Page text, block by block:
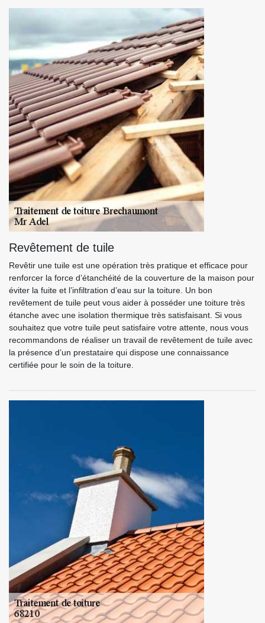
Revêtement de tuile
Revêtir une tuile est une opération très pratique et efficace pour
renforcer la force d’étanchéité de la couverture de la maison pour
éviter la fuite et l’infiltration d’eau sur la toiture. Un bon
revêtement de tuile peut vous aider à posséder une toiture très
étanche avec une isolation thermique très satisfaisant. Si vous
souhaitez que votre tuile peut satisfaire votre attente, nous vous
recommandons de réaliser un travail de revêtement de tuile avec
la présence d’un prestataire qui dispose une connaissance
certifiée pour le soin de la toiture.